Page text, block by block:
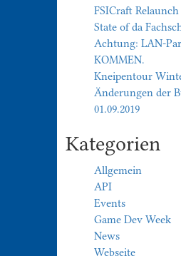
FSICraft Relaunch
State of da
Achtung: LAN-
KOMMEN.
Kneipentour
Änderungen der
01.09.2019
Kategorien
Allgemein
API
Events
Game Dev Week
News
Webseite